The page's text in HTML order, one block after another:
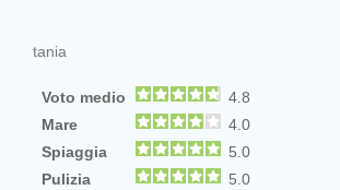
tania
Voto medio
4.8
Mare
4.0
Spiaggia
5.0
Pulizia
5.0